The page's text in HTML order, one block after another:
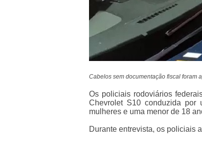
Cabelos sem documentação fiscal foram
Os policiais rodoviários
Chevrolet S10 conduzida por
mulheres e uma menor de 18
Durante entrevista, os policiais